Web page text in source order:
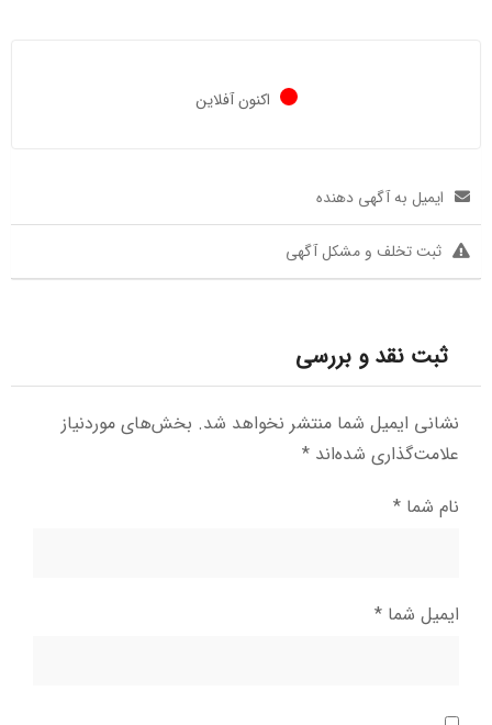
اکنون آفلاین
ایمیل به آگهی دهنده
ثبت تخلف و مشکل آگهی
ثبت نقد و بررسی
نشانی ایمیل شما منتشر نخواهد شد. بخش‌های موردنیاز
علامت‌گذاری شده‌اند *
نام شما *
ایمیل شما *